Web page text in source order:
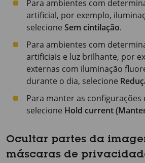
Para ambientes com
artificial, por exemplo,
selecione Sem cintilação.
Para ambientes com
artificiais e luz brilhante, por
externas com iluminação
durante o dia, selecione
Para manter as configurações
selecione Hold current
Ocultar partes da
máscaras de